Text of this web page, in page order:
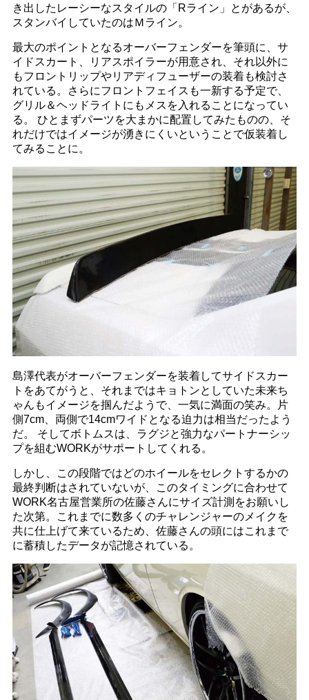
き出したレーシーなスタイルの「Rライン」とがあるが、
スタンバイしていたのはＭライン。
最大のポイントとなるオーバーフェンダーを筆頭に、サ
イドスカート、リアスポイラーが用意され、それ以外に
もフロントリップやリアディフューザーの装着も検討さ
れている。さらにフロントフェイスも一新する予定で、
グリル＆ヘッドライトにもメスを入れることになってい
る。 ひとまずパーツを大まかに配置してみたものの、そ
れだけではイメージが湧きにくいということで仮装着し
てみることに。
島澤代表がオーバーフェンダーを装着してサイドスカー
トをあてがうと、それまではキョトンとしていた未来ち
ゃんもイメージを掴んだようで、一気に満面の笑み。片
側7cm、両側で14cmワイドとなる迫力は相当だったよう
だ。 そしてボトムスは、ラグジと強力なパートナーシッ
プを組むWORKがサポートしてくれる。
しかし、この段階ではどのホイールをセレクトするかの
最終判断はされていないが、このタイミングに合わせて
WORK名古屋営業所の佐藤さんにサイズ計測をお願いし
た次第。これまでに数多くのチャレンジャーのメイクを
共に仕上げて来ているため、佐藤さんの頭にはこれまで
に蓄積したデータが記憶されている。